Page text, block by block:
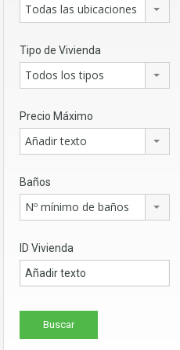
Todas las ubicaciones
Tipo de Vivienda
Todos los tipos
Precio Máximo
Añadir texto
Baños
Nº mínimo de baños
ID Vivienda